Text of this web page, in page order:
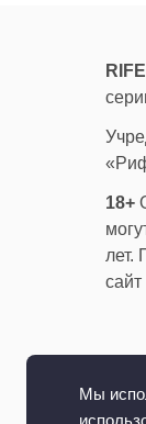
Мы
18+
лет.
сайт